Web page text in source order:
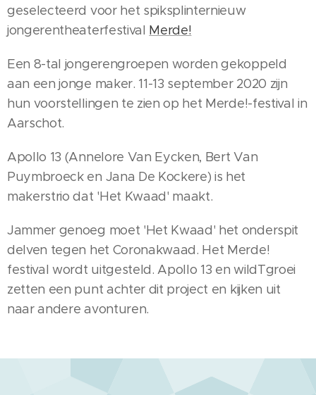
geselecteerd voor het spiksplinternieuw
jongerentheaterfestival Merde!
Een 8-tal jongerengroepen worden gekoppeld
aan een jonge maker. 11-13 september 2020 zijn
hun voorstellingen te zien op het Merde!-festival in
Aarschot.
Apollo 13 (Annelore Van Eycken, Bert Van
Puymbroeck en Jana De Kockere) is het
makerstrio dat 'Het Kwaad' maakt.
Jammer genoeg moet 'Het Kwaad' het onderspit
delven tegen het Coronakwaad. Het Merde!
festival wordt uitgesteld. Apollo 13 en wildTgroei
zetten een punt achter dit project en kijken uit
naar andere avonturen.